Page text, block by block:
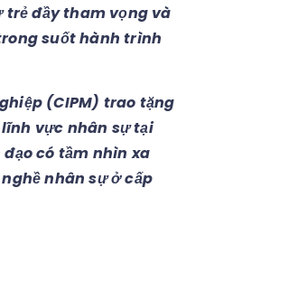
trẻ đầy tham vọng và
suốt hành trình
(CIPM) trao tặng
vực nhân sự tại
có tầm nhìn xa
nhân sự ở cấp